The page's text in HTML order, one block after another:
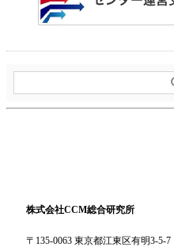
株式会社CCM総合研究所
〒135-0063 東京都江東区有明3-5-7